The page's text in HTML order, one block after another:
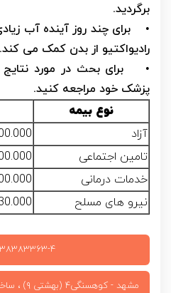
برگردید.
• برای چند روز آینده آب
رادیواکتیو از بدن کمک می کند.
• برای بحث در مورد نتایج
پزشک خود مراجعه کنید.
نوع بیمه
آزاد
1.100.000
تامین اجتماعی
900.000 هزار
خدمات درمانی
900.000 هزار
نیرو های مسلح
330.000 هزار
۰۵۱-